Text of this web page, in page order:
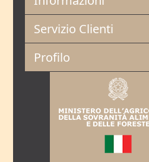
Servizio Clienti
Profilo